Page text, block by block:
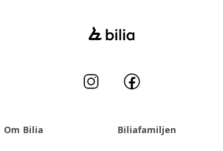
Om Bilia Biliafamiljen